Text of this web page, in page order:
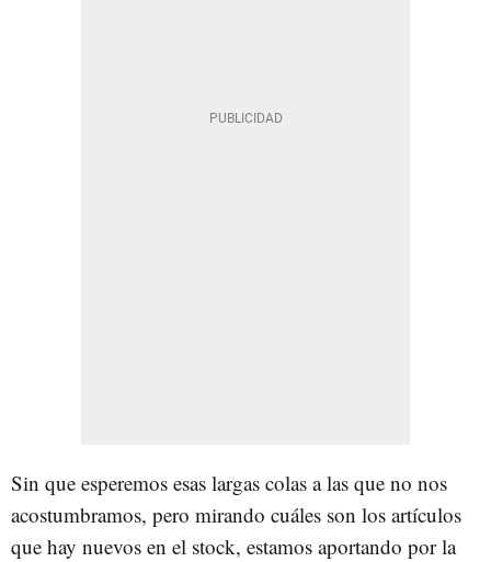
Sin que esperemos esas largas colas a las que no nos
acostumbramos, pero mirando cuáles son los artículos
que hay nuevos en el stock, estamos aportando por la